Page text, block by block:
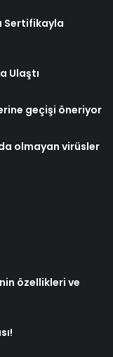
Sertifikayla
Ulaştı
geçişi öneriyor
olmayan virüsler
özellikleri ve